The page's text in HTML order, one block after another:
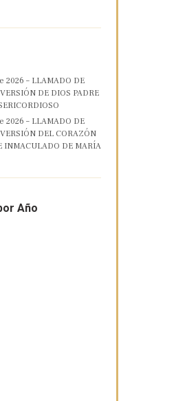
2026 – LLAMADO DE
DE DIOS PADRE
2026 – LLAMADO DE
DEL CORAZÓN
INMACULADO DE MARÍA
Año